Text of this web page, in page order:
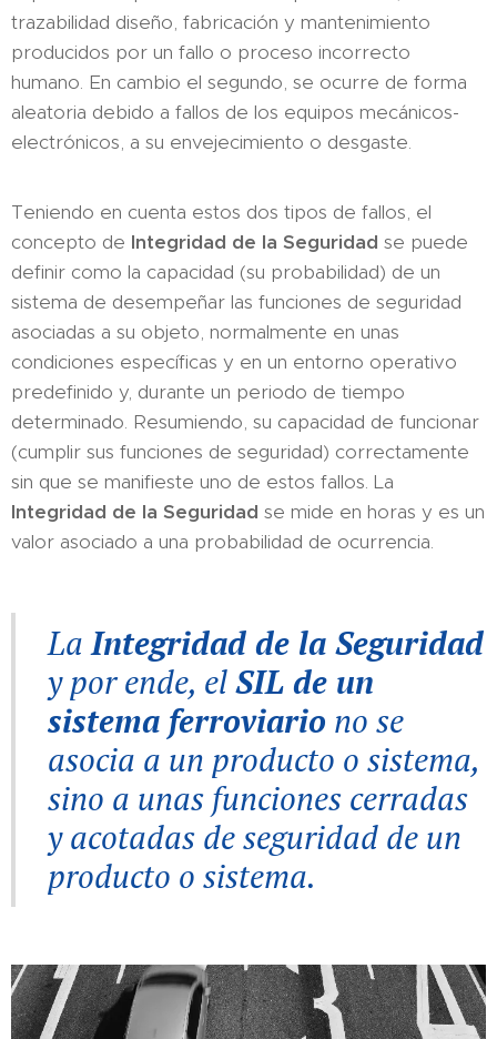
trazabilidad diseño, fabricación y mantenimiento
producidos por un fallo o proceso incorrecto
humano. En cambio el segundo, se ocurre de forma
aleatoria debido a fallos de los equipos mecánicos-
electrónicos, a su envejecimiento o desgaste.
Teniendo en cuenta estos dos tipos de fallos, el
concepto de Integridad de la Seguridad se puede
definir como la capacidad (su probabilidad) de un
sistema de desempeñar las funciones de seguridad
asociadas a su objeto, normalmente en unas
condiciones específicas y en un entorno operativo
predefinido y, durante un periodo de tiempo
determinado. Resumiendo, su capacidad de funcionar
(cumplir sus funciones de seguridad) correctamente
sin que se manifieste uno de estos fallos. La
Integridad de la Seguridad se mide en horas y es un
valor asociado a una probabilidad de ocurrencia.
LaIntegridad de la Seguridad
y por ende, elSIL de un
sistema ferroviario no se
asocia a un producto o sistema,
sino a unas funciones cerradas
y acotadas de seguridad de un
producto o sistema.